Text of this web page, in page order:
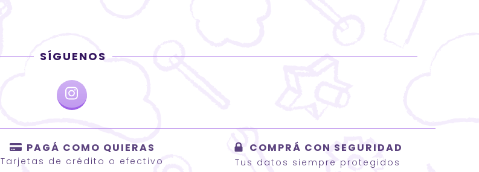
SÍGUENOS
PAGÁ COMO QUIERAS
Tarjetas de crédito o efectivo
COMPRÁ CON SEGURIDAD
Tus datos siempre protegidos